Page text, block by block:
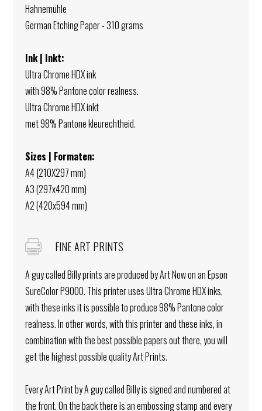
Hahnemühle
German Etching Paper - 310 grams
Ink | Inkt:
Ultra Chrome HDX ink
with 98% Pantone color realness.
Ultra Chrome HDX inkt
met 98% Pantone kleurechtheid.
Sizes | Formaten:
A4 {210X297 mm)
A3 (297x420 mm)
A2 (420x594 mm)
FINE ART PRINTS
A guy called Billy prints are produced by Art Now on an Epson
SureColor P9000. This printer uses Ultra Chrome HDX inks,
with these inks it is possible to produce 98% Pantone color
realness. In other words, with this printer and these inks, in
combination with the best possible papers out there, you will
get the highest possible quality Art Prints.
Every Art Print by A guy called Billy is signed and numbered at
the front. On the back there is an embossing stamp and every